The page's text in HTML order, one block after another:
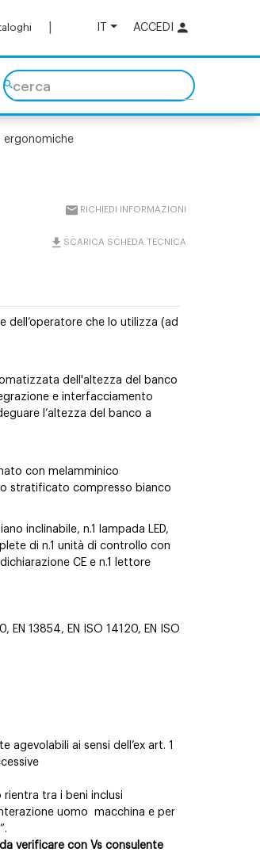
ACCEDI
cerca
ergonomiche
RICHIEDI INFORMAZIONI
SCARICA SCHEDA TECNICA
che lo utilizza (ad
dell'altezza del banco
e interfacciamento
l’altezza del banco a
con melamminico
stratificato compresso bianco
inclinabile, n.1 lampada LED,
di n.1 unità di controllo con
CE e n.1 lettore
EN 13854, EN ISO 14120, EN ISO
agevolabili ai sensi dell’ex art. 1
rientra tra i beni inclusi
uomo
macchina e per
verificare con Vs consulente